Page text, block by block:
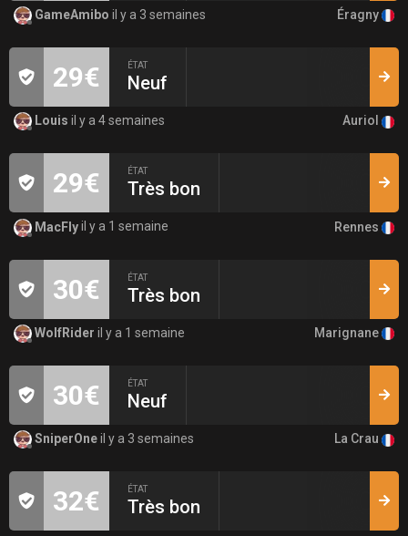
GameAmibo il y a 3 semaines Éragny
29€ ÉTAT
Neuf
Louis il y a 4 semaines Auriol
29€ ÉTAT
Très bon
MacFlyil y a 1 semaine Rennes
30€ ÉTAT
Très bon
WolfRider il y a 1 semaine Marignane
30€ ÉTAT
Neuf
SniperOneil y a 3 semaines La Crau
32€ ÉTAT
Très bon